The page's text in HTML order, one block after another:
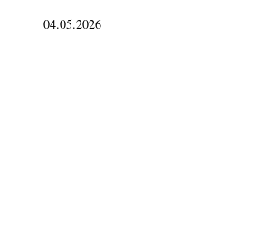
04.05.2026